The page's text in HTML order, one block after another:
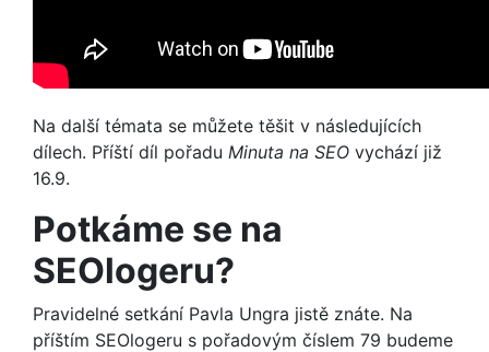
Na další témata se můžete těšit v následujících
dílech. Příští díl pořadu Minuta na SEO vychází již
16.9.
Potkáme se na
SEOlogeru?
Pravidelné setkání Pavla Ungra jistě znáte. Na
příštím SEOlogeru s pořadovým číslem 79 budeme